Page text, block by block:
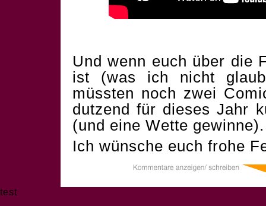
Und wenn euch über die
ist (was ich nicht
müssten noch zwei
dutzend für dieses Jahr
(und eine Wette
Ich wünsche euch frohe
test